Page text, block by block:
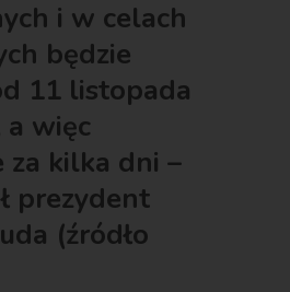
i w celach
będzie
11 listopada
więc
za kilka dni –
prezydent
(źródło